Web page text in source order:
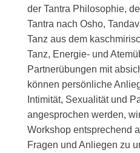
der Tantra Philosophie,
Tantra nach Osho,
Tanz aus dem
Tanz, Energie- und
Partnerübungen mit
können persönliche
Intimität, Sexualität und
angesprochen werden,
Workshop entsprechend
Fragen und Anliegen zu